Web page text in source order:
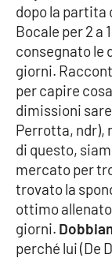
Sport
RUBRICHE
Good
Parchi Marini
Leggendo
Imprese Di
dopo la partita
Bocale per 2 a
consegnato le
giorni.
per capire
dimissioni
Perrotta, ndr),
di questo,
mercato per
trovato la
ottimo
giorni.
perché lui (De